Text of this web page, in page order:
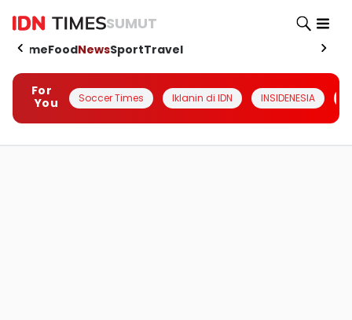
SUMUT
HomeFoodNewsSportTravel
For
You
Soccer Times Iklanin di IDN INSIDENESIA